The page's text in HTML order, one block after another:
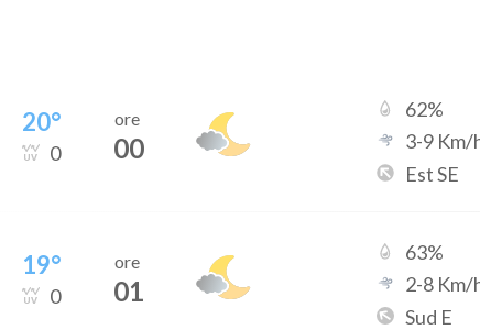
20°
0
ore
00
62%
3-9 Km/
Est SE
19°
0
ore
01
63%
2-8 Km/
Sud E